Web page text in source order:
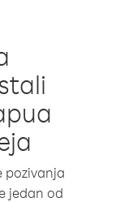
pozivanja
jedan od